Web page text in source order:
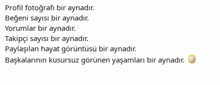
Profil fotoğrafı bir aynadır.
Beğeni sayısı bir aynadır.
Yorumlar bir aynadır.
Takipçi sayısı bir aynadır.
Paylaşılan hayat görüntüsü bir aynadır.
Başkalarının kusursuz görünen yaşamları bir aynadır.